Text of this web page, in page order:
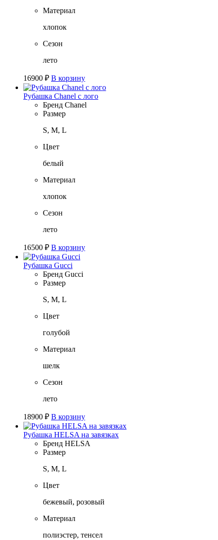
Материал
хлопок
Сезон
лето
16900 ₽ В корзину
Рубашка Chanel с лого
Бренд Chanel
Размер
S, M, L
Цвет
белый
Материал
хлопок
Сезон
лето
16500 ₽ В корзину
Рубашка Gucci
Бренд Gucci
Размер
S, M, L
Цвет
голубой
Материал
шелк
Сезон
лето
18900 ₽ В корзину
Рубашка HELSA на завязках
Бренд HELSA
Размер
S, M, L
Цвет
бежевый, розовый
Материал
полиэстер, тенсел